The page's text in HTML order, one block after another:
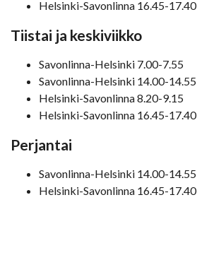
Helsinki-Savonlinna 16.45-17.40
Tiistai ja keskiviikko
Savonlinna-Helsinki 7.00-7.55
Savonlinna-Helsinki 14.00-14.55
Helsinki-Savonlinna 8.20-9.15
Helsinki-Savonlinna 16.45-17.40
Perjantai
Savonlinna-Helsinki 14.00-14.55
Helsinki-Savonlinna 16.45-17.40